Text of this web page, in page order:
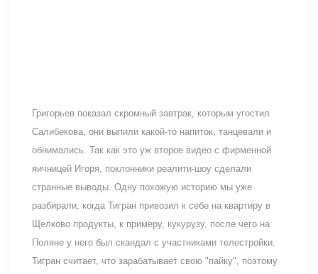
Григорьев показал скромный завтрак, которым угостил
Салибекова, они выпили какой-то напиток, танцевали и
обнимались. Так как это уж второе видео с фирменной
яичницей Игоря, поклонники реалити-шоу сделали
странные выводы. Одну похожую историю мы уже
разбирали, когда Тигран привозил к себе на квартиру в
Щелково продукты, к примеру, кукурузу, после чего на
Поляне у него был скандал с участниками телестройки.
Тигран считает, что зарабатывает свою "пайку", поэтому